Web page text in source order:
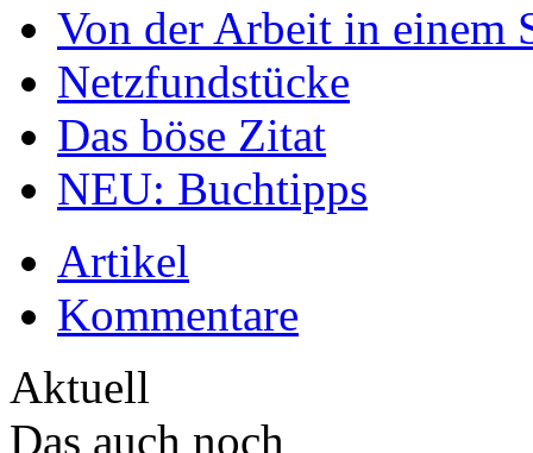
Von der Arbeit in einem
Netzfundstücke
Das böse Zitat
NEU: Buchtipps
Artikel
Kommentare
Aktuell
Das auch noch